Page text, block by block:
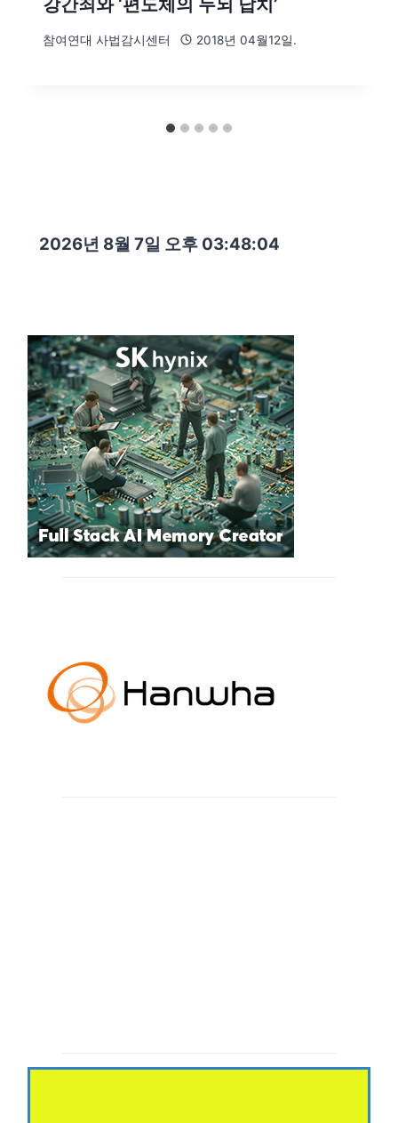
강간죄와 ‘편도체의 두뇌 납치’
참여연대 사법감시센터 2018년 04월12일.
2026년 8월 7일 오후 03:48:06